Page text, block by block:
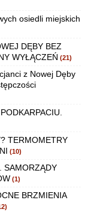
osiedli miejskich
DĘBY BEZ
WYŁĄCZEŃ (21)
z Nowej Dęby
TERMOMETRY
(10)
SAMORZĄDY
(1)
BRZMIENIA